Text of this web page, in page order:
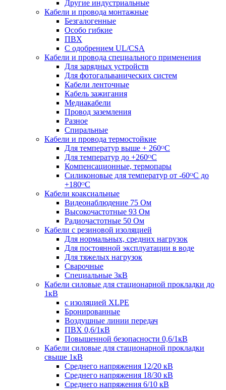
Другие индустриальные
Кабели и провода монтажные
Безгалогенные
Особо гибкие
ПВХ
С одобрением UL/CSA
Кабели и провода специального применения
Для зарядных устройств
Для фотогальванических систем
Кабели ленточные
Кабель зажигания
Медиакабели
Провод заземления
Разное
Спиральные
Кабели и провода термостойкие
Для температур выше + 260ᴼС
Для температур до +260ᴼС
Компенсационные, термопары
Силиконовые для температур от -60ᴼC до
+180ᴼС
Кабели коаксиальные
Видеонаблюдение 75 Ом
Высокочастотные 93 Ом
Радиочастотные 50 Ом
Кабели с резиновой изоляцией
Для нормальных, средних нагрузок
Для постоянной эксплуатации в воде
Для тяжелых нагрузок
Сварочные
Специальные 3кВ
Кабели силовые для стационарной прокладки до
1кВ
c изоляцией XLPE
Бронированные
Воздушные линии передач
ПВХ 0,6/1кВ
Повышенной безопасности 0,6/1кВ
Кабели силовые для стационарной прокладки
свыше 1кВ
Среднего напряжения 12/20 кВ
Среднего напряжения 18/30 кВ
Среднего напряжения 6/10 кВ